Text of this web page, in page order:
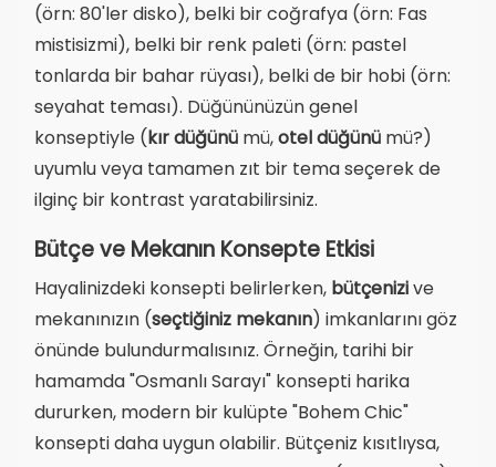
(örn: 80'ler disko), belki bir coğrafya (örn: Fas
mistisizmi), belki bir renk paleti (örn: pastel
tonlarda bir bahar rüyası), belki de bir hobi (örn:
seyahat teması). Düğününüzün genel
konseptiyle (kır düğünü mü,otel düğünü mü?)
uyumlu veya tamamen zıt bir tema seçerek de
ilginç bir kontrast yaratabilirsiniz.
Bütçe ve Mekanın Konsepte Etkisi
Hayalinizdeki konsepti belirlerken, bütçenizive
mekanınızın (seçtiğiniz mekanın) imkanlarını göz
önünde bulundurmalısınız. Örneğin, tarihi bir
hamamda "Osmanlı Sarayı" konsepti harika
dururken, modern bir kulüpte "Bohem Chic"
konsepti daha uygun olabilir. Bütçeniz kısıtlıysa,